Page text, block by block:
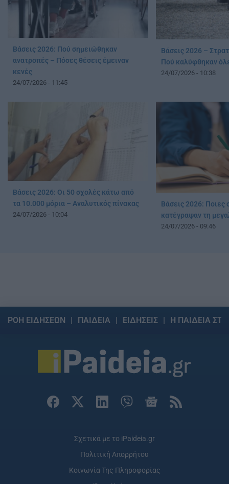
Βάσεις 2026: Πού σημειώθηκαν
ανατροπές – Πόσες θέσεις έμειναν
κενές
24/07/2026 - 11:45
Βάσεις 2026 –
Πού καλύφθηκαν
24/07/2026 - 10:38
Βάσεις 2026: Οι 50 σχολές κάτω από
τα 10.000 μόρια – Αναλυτικός πίνακας
24/07/2026 - 10:04
Βάσεις 2026: Ποιες
κατέγραψαν τη
24/07/2026 - 09:46
ΡΟΗ ΕΙΔΗΣΕΩΝ ΠΑΙΔΕΙΑ ΕΙΔΗΣΕΙΣ Η ΠΑΙΔΕΙΑ
Σχετικά με το iPaideia.gr
Πολιτική Απορρήτου
Κοινωνία Της Πληροφορίας